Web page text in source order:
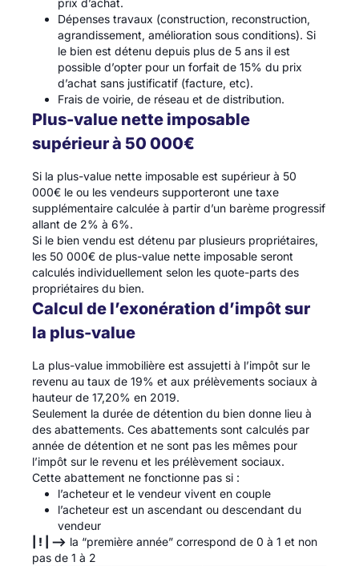
prix d’achat.
Dépenses travaux (construction, reconstruction,
agrandissement, amélioration sous conditions). Si
le bien est détenu depuis plus de 5 ans il est
possible d’opter pour un forfait de 15% du prix
d’achat sans justificatif (facture, etc).
Frais de voirie, de réseau et de distribution.
Plus-value nette imposable
supérieur à 50 000€
Si la plus-value nette imposable est supérieur à 50
000€ le ou les vendeurs supporteront une taxe
supplémentaire calculée à partir d’un barème progressif
allant de 2% à 6%.
Si le bien vendu est détenu par plusieurs propriétaires,
les 50 000€ de plus-value nette imposable seront
calculés individuellement selon les quote-parts des
propriétaires du bien.
Calcul de l’exonération d’impôt sur
la plus-value
La plus-value immobilière est assujetti à l’impôt sur le
revenu au taux de 19% et aux prélèvements sociaux à
hauteur de 17,20% en 2019.
Seulement la durée de détention du bien donne lieu à
des abattements. Ces abattements sont calculés par
année de détention et ne sont pas les mêmes pour
l’impôt sur le revenu et les prélèvement sociaux.
Cette abattement ne fonctionne pas si :
l’acheteur et le vendeur vivent en couple
l’acheteur est un ascendant ou descendant du
vendeur
| ! | --> la “première année” correspond de 0 à 1 et non
pas de 1 à 2